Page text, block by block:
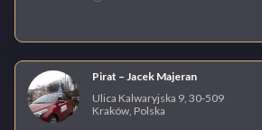
Pirat – Jacek Majeran
Ulica Kalwaryjska 9, 30-509
Kraków, Polska